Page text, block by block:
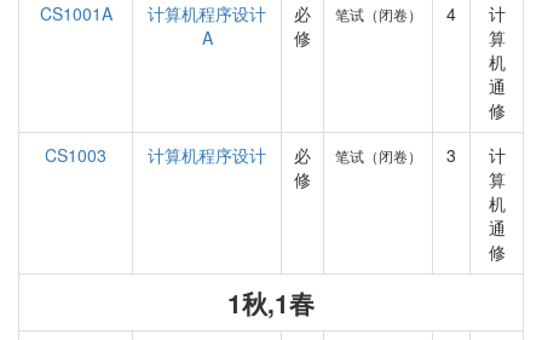
CS1001A
计算机程序设计
A
必
修
笔试（闭卷） 4
计
算
机
通
修
CS1003
计算机程序设计
必
修
笔试（闭卷） 3
计
算
机
通
修
1秋,1春